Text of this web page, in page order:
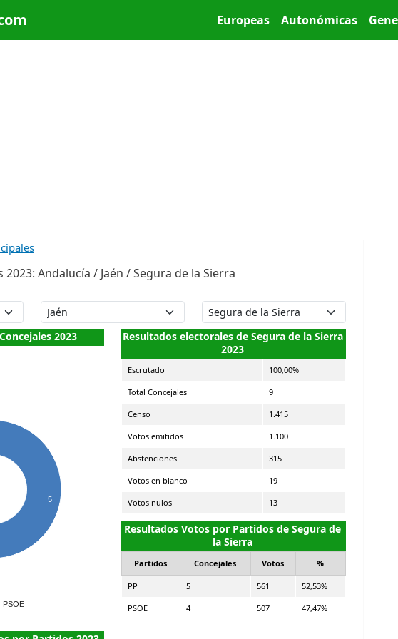
Main menu
Europeas Autonómicas
Andalucía / Jaén / Segura de la Sierra
2023
PSOE
5
Resultados electorales de Segura de la Sierra
2023
Escrutado 100,00%
Total Concejales 9
Censo 1.415
Votos emitidos 1.100
Abstenciones 315
Votos en blanco 19
Votos nulos 13
Resultados Votos por Partidos de Segura de
la Sierra
Partidos Concejales Votos %
PP 5 561 52,53%
PSOE 4 507 47,47%